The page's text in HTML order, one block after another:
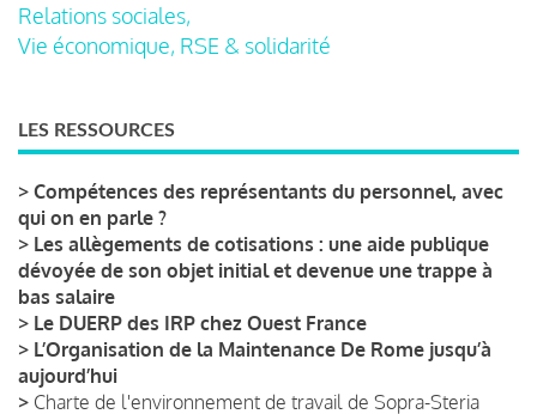
Relations sociales,
Vie économique, RSE & solidarité
LES RESSOURCES
> Compétences des représentants du personnel, avec
qui on en parle ?
> Les allègements de cotisations : une aide publique
dévoyée de son objet initial et devenue une trappe à
bas salaire
> Le DUERP des IRP chez Ouest France
> L’Organisation de la Maintenance De Rome jusqu’à
aujourd’hui
> Charte de l'environnement de travail de Sopra-Steria